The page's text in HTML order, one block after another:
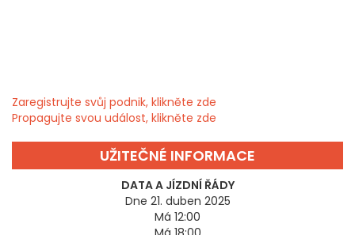
Zaregistrujte svůj podnik, klikněte zde
Propagujte svou událost, klikněte zde
UŽITEČNÉ INFORMACE
DATA A JÍZDNÍ ŘÁDY
Dne 21. duben 2025
Má 12:00